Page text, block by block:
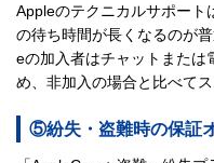
Appleのテクニカルサポート
の待ち時間が長くなるのが
eの加入者はチャットまたは
め、非加入の場合と比べて
⑤紛失・盗難時の保証